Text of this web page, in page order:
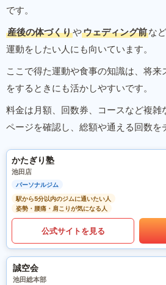
です。
産後の体づくりやウェディング前な
運動をしたい人にも向いています。
ここで得た運動や食事の知識は、将来
をするときにも活かしやすいです。
料金は月額、回数券、コースなど複雑
ページを確認し、総額や通える回数を
かたぎり塾
池田店
パーソナルジム
駅から5分以内のジムに通いたい人
姿勢・腰痛・肩こりが気になる人
公式サイトを見る
誠空会
池田総本部